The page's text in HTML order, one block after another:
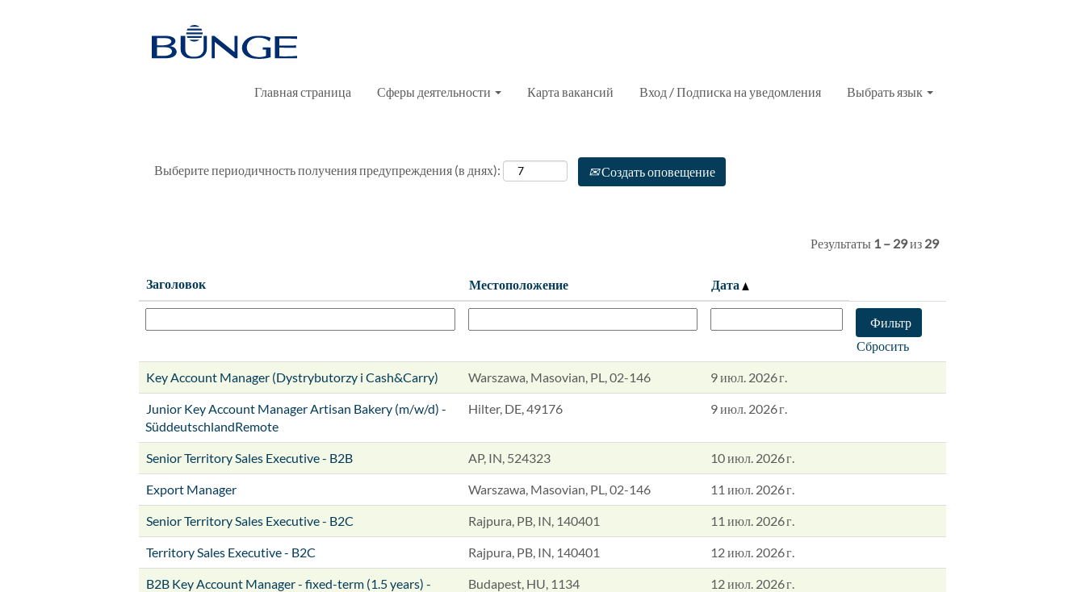
Главная страница Сферы деятельности Карта вакансий Вход / Подписка на уведомления Выбрать язык
Выберите периодичность получения предупреждения (в днях): Создать оповещение
Результаты 1 – 29из 29
Заголовок Местоположение Дата
Сбросить
Key Account Manager (Dystrybutorzy i Cash&Carry) Warszawa, Masovian, PL, 02-146 9 июл. 2026 г.
Junior Key Account Manager Artisan Bakery (m/w/d) -
SüddeutschlandRemote
Hilter, DE, 49176 9 июл. 2026 г.
Senior Territory Sales Executive - B2B AP, IN, 524323 10 июл. 2026 г.
Export Manager Warszawa, Masovian, PL, 02-146 11 июл. 2026 г.
Senior Territory Sales Executive - B2C Rajpura, PB, IN, 140401 11 июл. 2026 г.
Territory Sales Executive - B2C Rajpura, PB, IN, 140401 12 июл. 2026 г.
B2B Key Account Manager - fixed-term (1.5 years) -
Budapest, HU, 1134 12 июл. 2026 г.